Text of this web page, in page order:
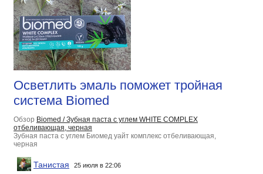
Осветлить эмаль поможет тройная
система Biomed
Обзор Biomed / Зубная паста с углем WHITE COMPLEX
отбеливающая, черная
Зубная паста с углем Биомед уайт комплекс отбеливающая,
черная
Танистая 25 июля в 22:06